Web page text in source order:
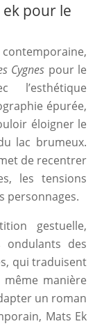
pour le
Cygnes pour le
épurée,
éloigner le
lac brumeux.
de recentrer
les tensions
personnages.
gestuelle,
des
qui traduisent
manière
un roman
Mats Ek